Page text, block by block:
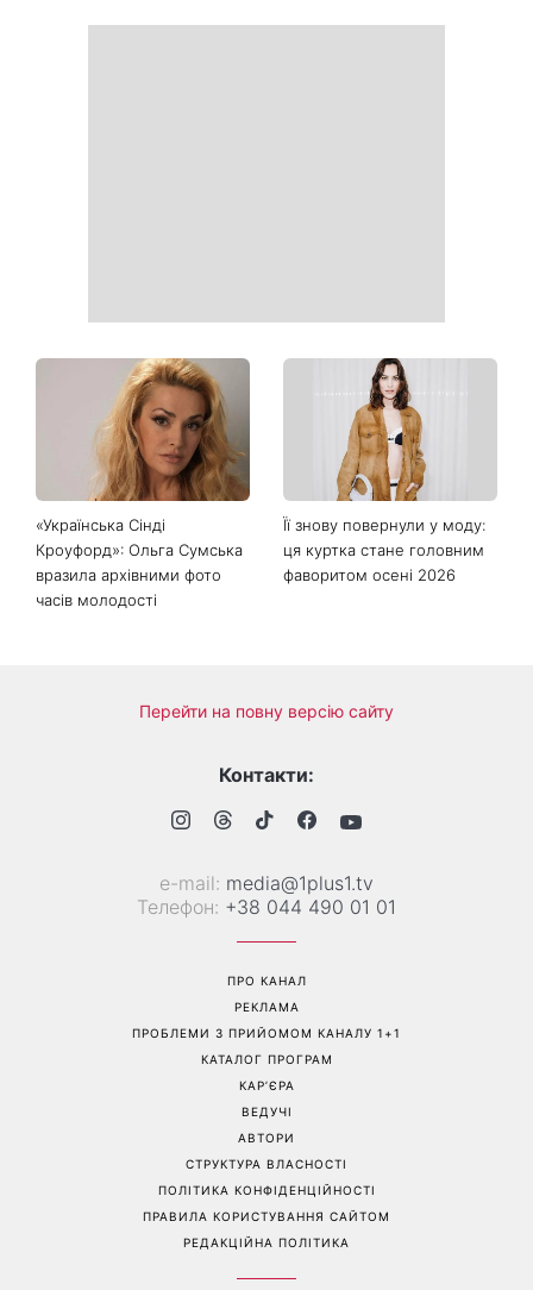
«Українська Сінді
Кроуфорд»: Ольга Сумська
вразила архівними фото
часів молодості
Її знову повернули у моду:
ця куртка стане головним
фаворитом осені 2026
Перейти на повну версію сайту
Контакти:
е-mail: media@1plus1.tv
Телефон: +38 044 490 01 01
ПРО КАНАЛ
РЕКЛАМА
ПРОБЛЕМИ З ПРИЙОМОМ КАНАЛУ 1+1
КАТАЛОГ ПРОГРАМ
КАР’ЄРА
ВЕДУЧІ
АВТОРИ
СТРУКТУРА ВЛАСНОСТІ
ПОЛІТИКА КОНФІДЕНЦІЙНОСТІ
ПРАВИЛА КОРИСТУВАННЯ САЙТОМ
РЕДАКЦІЙНА ПОЛІТИКА